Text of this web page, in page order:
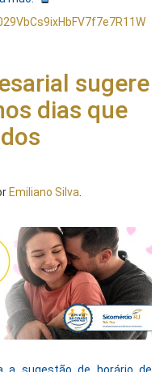
sugere
dias que
Emiliano Silva